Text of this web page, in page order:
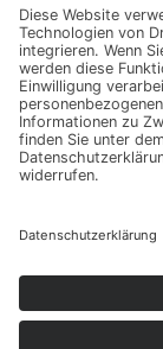
Service / Infos
Termin –
Bildnachweis
Impressum
Copyright ©